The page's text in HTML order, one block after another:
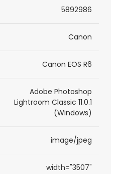
5892986
Canon
Canon EOS R6
Adobe Photoshop
Lightroom Classic 11.0.1
(Windows)
image/jpeg
width="3507"